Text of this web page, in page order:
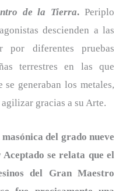
de la Tierra. Periplo
descienden a las
por diferentes pruebas
terrestres en las que
se generaban los metales,
gracias a su Arte.
del grado nueve
se relata que el
del Gran Maestro